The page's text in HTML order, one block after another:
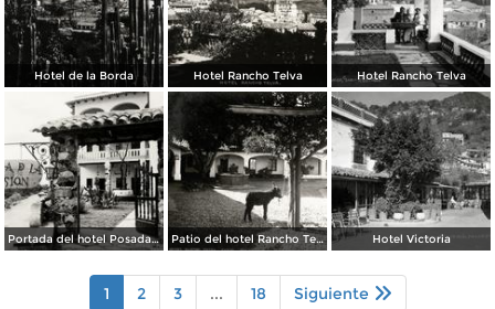
Hotel de la Borda Hotel Rancho Telva Hotel Rancho Telva
Portada del hotel Posada de la Misión Patio del hotel Rancho Telva Hotel Victoria
1 2 3 ... 18 Siguiente